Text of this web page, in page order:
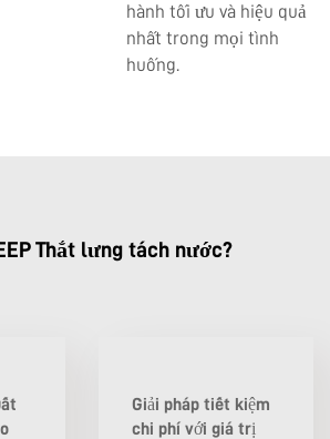
hành tối ưu và hiệu quả
nhất trong mọi tình
huống.
Thắt lưng tách nước?
Giải pháp tiết kiệm
chi phí với giá trị